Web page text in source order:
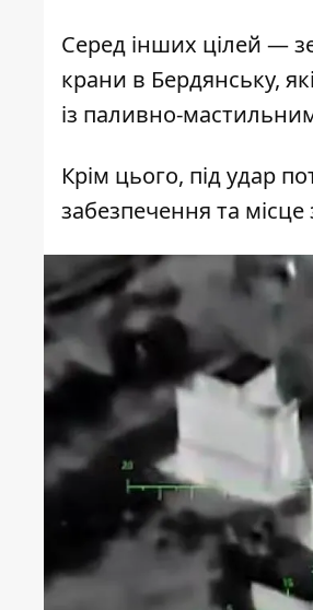
Серед інших цілей —
крани в Бердянську,
із паливно-
Крім цього, під удар
забезпечення та місце